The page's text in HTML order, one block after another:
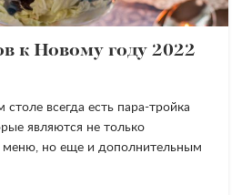
к Новому году 2022
всегда есть пара-тройка
являются не только
но еще и дополнительным